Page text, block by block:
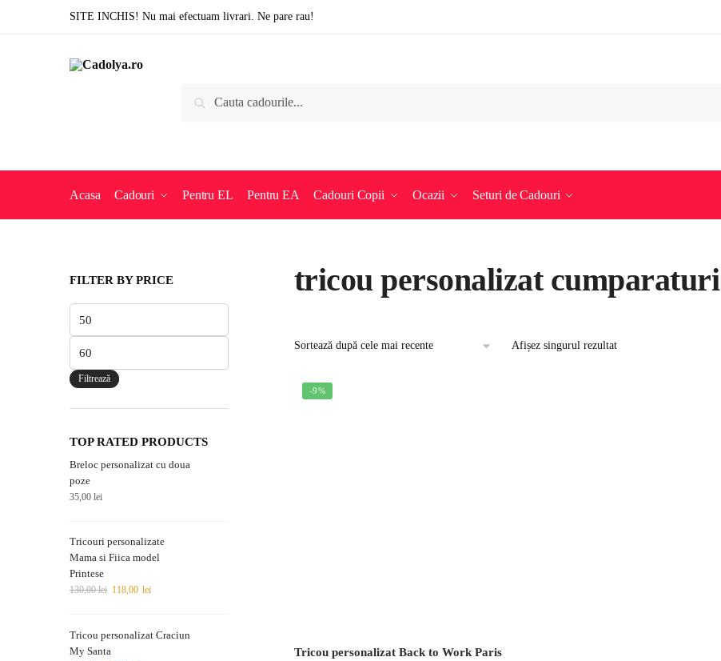
SITE INCHIS! Nu mai efectuam livrari. Ne pare rau!
Caută
Acasa Cadouri Pentru EL Pentru EA Cadouri Copii Ocazii Seturi de Cadouri
tricou personalizat cumparaturi
Afișez singurul rezultat
-9%
Tricou personalizat Back to Work Paris
FILTER BY PRICE
minim
maxim
Filtrează
TOP RATED PRODUCTS
Breloc personalizat cu doua
poze
35,00 lei
Tricouri personalizate
Mama si Fiica model
Printese
130,00lei 118,00 lei
Tricou personalizat Craciun
My Santa